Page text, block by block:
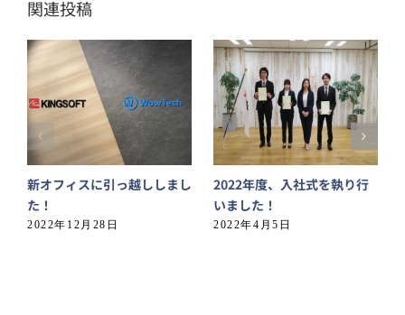
関連投稿
新オフィスに引っ越ししまし
た！
2022年12月28日
2022年度、入社式を執り行
いました！
2022年4月5日